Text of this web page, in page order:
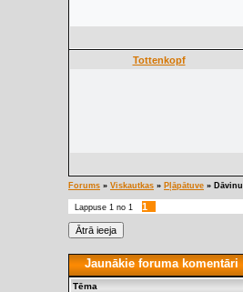
Tottenkopf
Forums » Viskautkas » Pļāpātuve » Dāvinu
Lappuse 1 no 1 1
Jaunākie foruma komentāri
Tēma